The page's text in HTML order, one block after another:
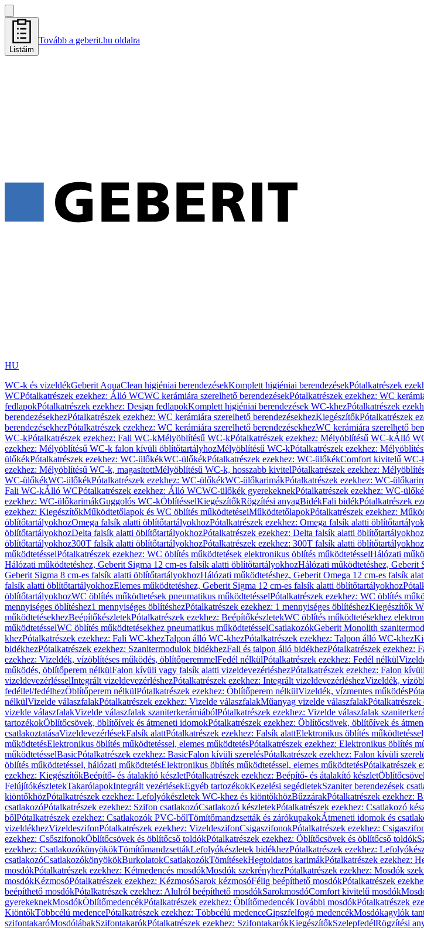
Listáim
Tovább a geberit.hu oldalra
HU
WC-k és vizeldékGeberit AquaClean higiéniai berendezésekKomplett higiéniai berendezésekPótalkatrészek
WCPótalkatrészek ezekhez: Álló WCWC kerámiára szerelhető berendezésekPótalkatrészek ezekhez: WC
fedlapokPótalkatrészek ezekhez: Design fedlapokKomplett higiéniai berendezések WC-khezPótalkatrészek
berendezésekhezPótalkatrészek ezekhez: WC kerámiára szerelhető berendezésekhezKiegészítőkPótalkatrészek
berendezésekhezPótalkatrészek ezekhez: WC kerámiára szerelhető berendezésekhezWC kerámiára szerelhető
WC-kPótalkatrészek ezekhez: Fali WC-kMélyöblítésű WC-kPótalkatrészek ezekhez: Mélyöblítésű WC-kÁlló
ezekhez: Mélyöblítésű WC-k falon kívüli öblítőtartályhozMélyöblítésű WC-kPótalkatrészek ezekhez:
ülőkékPótalkatrészek ezekhez: WC-ülőkékWC-ülőkékPótalkatrészek ezekhez: WC-ülőkékComfort kivitelű WC-
ezekhez: Mélyöblítésű WC-k, magasítottMélyöblítésű WC-k, hosszabb kivitelPótalkatrészek ezekhez:
WC-ülőkékWC-ülőkékPótalkatrészek ezekhez: WC-ülőkékWC-ülőkarimákPótalkatrészek ezekhez: WC-
Fali WC-kÁlló WCPótalkatrészek ezekhez: Álló WCWC-ülőkék gyerekeknekPótalkatrészek ezekhez: WC-
ezekhez: WC-ülőkarimákGuggolós WC-kÖblítésselKiegészítőkRögzítési anyagBidékFali bidékPótalkatrészek
ezekhez: KiegészítőkMűködtetőlapok és WC öblítés működtetéseiMűködtetőlapokPótalkatrészek ezekhez:
öblítőtartályokhozOmega falsík alatti öblítőtartályokhozPótalkatrészek ezekhez: Omega falsík alatti
öblítőtartályokhozDelta falsík alatti öblítőtartályokhozPótalkatrészek ezekhez: Delta falsík alatti öblítőtartályokhoz
öblítőtartályokhoz300T falsík alatti öblítőtartályokhozPótalkatrészek ezekhez: 300T falsík alatti öblítőtartályokhoz
működtetésselPótalkatrészek ezekhez: WC öblítés működtetések elektronikus öblítés működtetésselHálózati
Hálózati működtetéshez, Geberit Sigma 12 cm-es falsík alatti öblítőtartályokhozHálózati működtetéshez,
Geberit Sigma 8 cm-es falsík alatti öblítőtartályokhozHálózati működtetéshez, Geberit Omega 12 cm-es falsík
falsík alatti öblítőtartályokhozElemes működtetéshez, Geberit Sigma 12 cm-es falsík alatti öblítőtartályokhoz
öblítőtartályokhozWC öblítés működtetések pneumatikus működtetésselPótalkatrészek ezekhez: WC öblítés
mennyiséges öblítéshez1 mennyiséges öblítéshezPótalkatrészek ezekhez: 1 mennyiséges öblítéshezKiegészítők
működtetésekhezBeépítőkészletekPótalkatrészek ezekhez: BeépítőkészletekWC öblítés működtetésekhez
működtetésselWC öblítés működtetésekhez pneumatikus működtetésselCsatlakozókGeberit Monolith
khezPótalkatrészek ezekhez: Fali WC-khezTalpon álló WC-khezPótalkatrészek ezekhez: Talpon álló WC-khez
bidékhezPótalkatrészek ezekhez: Szanitermodulok bidékhezFali és talpon álló bidékhezPótalkatrészek ezekhez:
ezekhez: Vizeldék, vízöblítéses működés, öblítőperemmelFedél nélkülPótalkatrészek ezekhez: Fedél nélkül
működés, öblítőperem nélkülFalon kívüli vagy falsík alatti vizeldevezérléshezPótalkatrészek ezekhez: Falon
vizeldevezérlésselIntegrált vizeldevezérléshezPótalkatrészek ezekhez: Integrált vizeldevezérléshezVizeldék,
fedéllel/fedélhezÖblítőperem nélkülPótalkatrészek ezekhez: Öblítőperem nélkülVizeldék, vízmentes működés
nélkülVizelde válaszfalakPótalkatrészek ezekhez: Vizelde válaszfalakMűanyag vizelde válaszfalak
vizelde válaszfalakVizelde válaszfalak szaniterkerámiábólPótalkatrészek ezekhez: Vizelde válaszfalak
tartozékokÖblítőcsövek, öblítőívek és átmeneti idomokPótalkatrészek ezekhez: Öblítőcsövek, öblítőívek és
csatlakoztatásaVizeldevezérlésekFalsík alattPótalkatrészek ezekhez: Falsík alattElektronikus öblítés
működtetésElektronikus öblítés működtetéssel, elemes működtetésPótalkatrészek ezekhez: Elektronikus öblítés
működtetésselBasicPótalkatrészek ezekhez: BasicFalon kívüli szerelésPótalkatrészek ezekhez: Falon kívüli
öblítés működtetéssel, hálózati működtetésElektronikus öblítés működtetéssel, elemes működtetésPótalkatrészek
ezekhez: KiegészítőkBeépítő- és átalakító készletPótalkatrészek ezekhez: Beépítő- és átalakító készlet
FelújítókészletekTakarólapokIntegrált vezérlésekEgyéb tartozékokKezelési segédletekSzaniter berendezések
kiöntőkhözPótalkatrészek ezekhez: Lefolyókészletek WC-khez és kiöntőkhözBűzzárakPótalkatrészek ezekhez:
csatlakozóPótalkatrészek ezekhez: Szifon csatlakozóCsatlakozó készletekPótalkatrészek ezekhez: Csatlakozó
bőlPótalkatrészek ezekhez: Csatlakozók PVC-bőlTömítőmandzsetták és zárókupakokÁtmeneti idomok és
vizeldékhezVizeldeszifonPótalkatrészek ezekhez: VizeldeszifonCsigaszifonokPótalkatrészek ezekhez:
ezekhez: CsőszifonokÖblítőcsövek és öblítőcső toldókPótalkatrészek ezekhez: Öblítőcsövek és öblítőcső toldók
ezekhez: CsatlakozókönyökökTömítőmandzsettákLefolyókészletek bidékhezPótalkatrészek ezekhez:
csatlakozóCsatlakozókönyökökBurkolatokCsatlakozókTömítésekHegtoldatos karimákPótalkatrészek ezekhez:
mosdókPótalkatrészek ezekhez: Kétmedencés mosdókMosdók szekrényhezPótalkatrészek ezekhez: Mosdók
mosdókKézmosóPótalkatrészek ezekhez: KézmosóSarok kézmosóFélig beépíthető mosdókPótalkatrészek
beépíthető mosdókPótalkatrészek ezekhez: Alulról beépíthető mosdókSarokmosdóComfort kivitelű mosdók
gyerekeknekMosdókÖblítőmedencékPótalkatrészek ezekhez: ÖblítőmedencékTovábbi mosdókPótalkatrészek
KiöntőkTöbbcélú medencePótalkatrészek ezekhez: Többcélú medenceGipszfelfogó medencékMosdókagylók
szifontakaróMosdólábakSzifontakarókPótalkatrészek ezekhez: SzifontakarókKiegészítőkSzelepfedélRögzítési